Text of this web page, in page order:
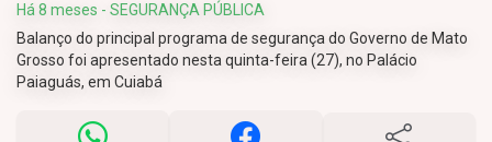
Há 8 meses - SEGURANÇA PÚBLICA
Balanço do principal programa de segurança do Governo de Mato
Grosso foi apresentado nesta quinta-feira (27), no Palácio
Paiaguás, em Cuiabá